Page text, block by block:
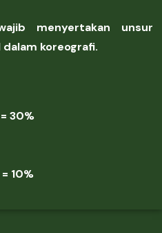
menyertakan unsur
koreografi.
30%
10%